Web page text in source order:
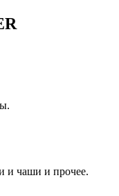
и чаши и прочее.